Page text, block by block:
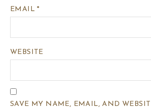
EMAIL*
WEBSITE
SAVE MY NAME, EMAIL, AND